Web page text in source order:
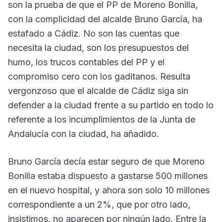
son la prueba de que el PP de Moreno Bonilla,
con la complicidad del alcalde Bruno García, ha
estafado a Cádiz. No son las cuentas que
necesita la ciudad, son los presupuestos del
humo, los trucos contables del PP y el
compromiso cero con los gaditanos. Resulta
vergonzoso que el alcalde de Cádiz siga sin
defender a la ciudad frente a su partido en todo lo
referente a los incumplimientos de la Junta de
Andalucía con la ciudad, ha añadido.
Bruno García decía estar seguro de que Moreno
Bonilla estaba dispuesto a gastarse 500 millones
en el nuevo hospital, y ahora son solo 10 millones
correspondiente a un 2%, que por otro lado,
insistimos, no aparecen por ningún lado. Entre la